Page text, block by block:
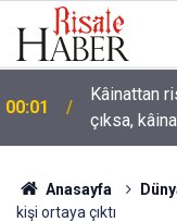
22:35
sahipliği
Anasayfa
kişi ortaya çıktı